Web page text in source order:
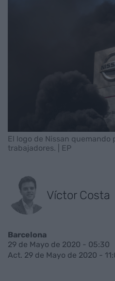
El logo de Nissan quemando
trabajadores. | EP
Víctor Costa
Barcelona
29 de Mayo de 2020 - 05:30
Act. 29 de Mayo de 2020 -